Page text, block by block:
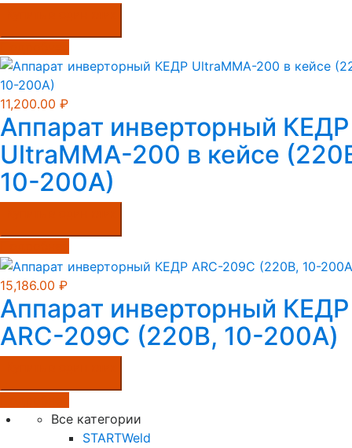
11,200.00 ₽
Аппарат инверторный КЕДР
UltraMMA-200 в кейсе
10-200А)
15,186.00 ₽
Аппарат инверторный КЕДР
ARC-209C (220В, 10-200А)
Все категории
STARTWeld